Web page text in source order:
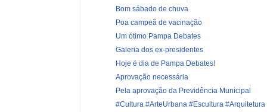
Bom sábado de chuva
Poa campeã de vacinação
Um ótimo Pampa Debates
Galeria dos ex-presidentes
Hoje é dia de Pampa Debates!
Aprovação necessária
Pela aprovação da Previdência Municipal
#Cultura #ArteUrbana #Escultura #Arquitetura